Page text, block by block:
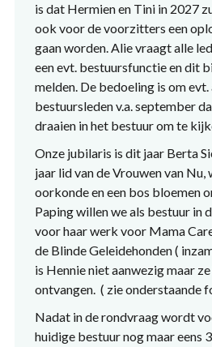
is dat Hermien en Tini in 2027
ook voor de voorzitters een
gaan worden. Alie vraagt alle
een evt. bestuursfunctie en dit
melden. De bedoeling is om
bestuursleden v.a. september
draaien in het bestuur om te
Onze jubilaris is dit jaar Berta
jaar lid van de Vrouwen van Nu,
oorkonde en een bos bloemen
Paping willen we als bestuur in
voor haar werk voor Mama
de Blinde Geleidehonden (
is Hennie niet aanwezig maar
ontvangen. ( zie onderstaande
Nadat in de rondvraag wordt
huidige bestuur nog maar eens